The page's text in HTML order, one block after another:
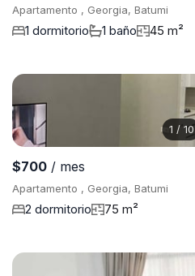
Apartamento , Georgia, Batumi
1 dormitorio 1 baño 45 m²
1 / 10
$700 / mes
Apartamento , Georgia, Batumi
2 dormitorio 75 m²